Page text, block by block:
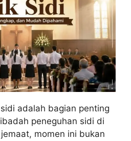
adalah bagian penting
peneguhan sidi di
momen ini bukan